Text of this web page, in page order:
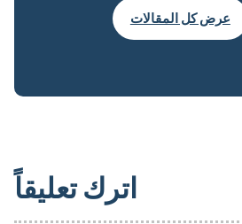
عرض كل المقالات
اترك تعليقاً